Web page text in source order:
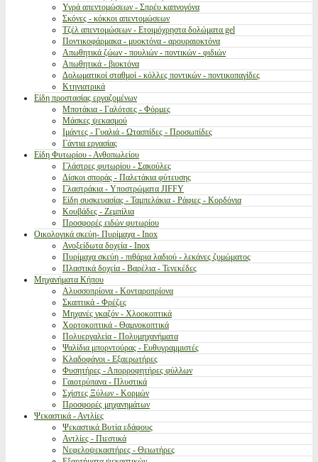
Υγρά απεντομώσεων - Σπρέυ καπνογόνα
Σκόνες - κόκκοι απεντομώσεων
Τζέλ απεντομώσεων - Ετοιμόχρηστα δολώματα gel
Ποντικοφάρμακα - μυοκτόνα - αρουραιοκτόνα
Απωθητικά ζώων - πουλιών - ποντικών - φιδιών
Απωθητικά - βιοκτόνα
Δολωματικοί σταθμοί - κόλλες ποντικών - ποντικοπαγίδες
Κτηνιατρικά
Είδη προστασίας εργαζομένων
Μποτάκια - Γαλότσες - Φόρμες
Μάσκες ψεκασμού
Ιμάντες - Γυαλιά - Ωτασπίδες - Προσωπίδες
Γάντια εργασίας
Είδη Φυτωρίου - Ανθοπωλείου
Γλάστρες φυτωρίου - Σακούλες
Δίσκοι σποράς - Παλετάκια φύτευσης
Γλαστράκια - Υποστρώματα JIFFY
Είδη συσκευασίας - Ταμπελάκια - Ράφιες - Κορδόνια
Κουβάδες - Ζεμπίλια
Προσφορές ειδών φυτωρίου
Οικολογικά σκεύη- Πυρίμαχα - Inox
Ανοξείδωτα δοχεία - Inox
Πυρίμαχα σκεύη - πιθάρια λαδιού - λεκάνες ζυμώματος
Πλαστικά δοχεία - Βαρέλια - Τενεκέδες
Μηχανήματα Κήπου
Αλυσσοπρίονα - Κονταροπρίονα
Σκαπτικά - Φρέζες
Μηχανές γκαζόν - Χλοοκοπτικά
Χορτοκοπτικά - Θαμνοκοπτικά
Πολυεργαλεία - Πολυμηχανήματα
Ψαλίδια μπορντούρας - Ευθυγραμμιστές
Κλαδοφάγοι - Εξαερωτήρες
Φυσητήρες - Απορροφητήρες φύλλων
Γαιοτρύπανα - Πλυστικά
Σχίστες Ξύλων - Κορμών
Προσφορές μηχανημάτων
Ψεκαστικά - Αντλίες
Ψεκαστικά Βυτία εδάφους
Αντλίες - Πιεστικά
Νεφελοψεκαστήρες - Θειωτήρες